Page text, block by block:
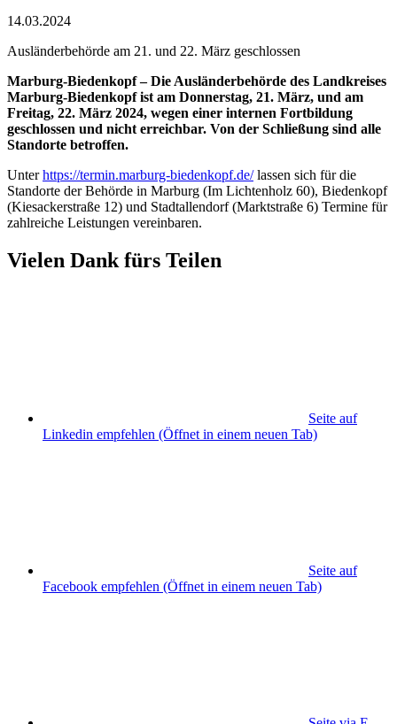
14.03.2024
Ausländerbehörde am 21. und 22. März geschlossen
Marburg-Biedenkopf – Die Ausländerbehörde des Landkreises
Marburg-Biedenkopf ist am Donnerstag, 21. März, und am
Freitag, 22. März 2024, wegen einer internen Fortbildung
geschlossen und nicht erreichbar. Von der Schließung sind alle
Standorte betroffen.
Unterhttps://termin.marburg-biedenkopf.de/lassen sich für die
Standorte der Behörde in Marburg (Im Lichtenholz 60), Biedenkopf
(Kiesackerstraße 12) und Stadtallendorf (Marktstraße 6) Termine für
zahlreiche Leistungen vereinbaren.
Vielen Dank fürs Teilen
Seite auf
Linkedin empfehlen (Öffnet in einem neuen Tab)
Seite auf
Facebook empfehlen (Öffnet in einem neuen Tab)